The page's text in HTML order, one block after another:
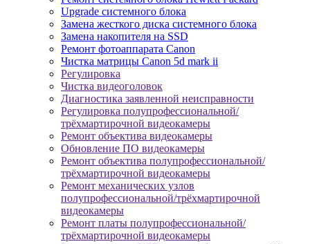
Upgrade системного блока
Замена жесткого диска системного блока
Замена накопителя на SSD
Ремонт фотоаппарата Canon
Чистка матрицы Canon 5d mark ii
Регулировка
Чистка видеоголовок
Диагностика заявленной неисправности
Регулировка полупрофессиональной/
трёхмартирочной видеокамеры
Ремонт объектива видеокамеры
Обновление ПО видеокамеры
Ремонт объектива полупрофессиональной/
трёхмартирочной видеокамеры
Ремонт механических узлов
полупрофессиональной/трёхмартирочной
видеокамеры
Ремонт платы полупрофессиональной/
трёхмартирочной видеокамеры